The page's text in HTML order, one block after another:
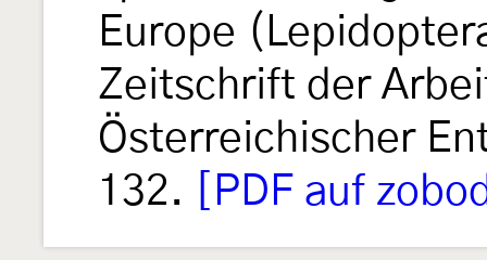
Europe
Zeitschrift der
Österreichischer
132.
[PDF auf